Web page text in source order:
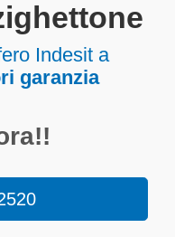
Indesit a
garanzia